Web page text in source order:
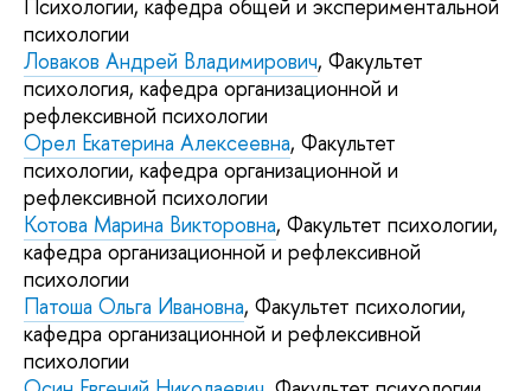
Психологии, кафедра общей и экспериментальной
психологии
Ловаков Андрей Владимирович, Факультет
психология, кафедра организационной и
рефлексивной психологии
Орел Екатерина Алексеевна, Факультет
психологии, кафедра организационной и
рефлексивной психологии
Котова Марина Викторовна, Факультет психологии,
кафедра организационной и рефлексивной
психологии
Патоша Ольга Ивановна, Факультет психологии,
кафедра организационной и рефлексивной
психологии